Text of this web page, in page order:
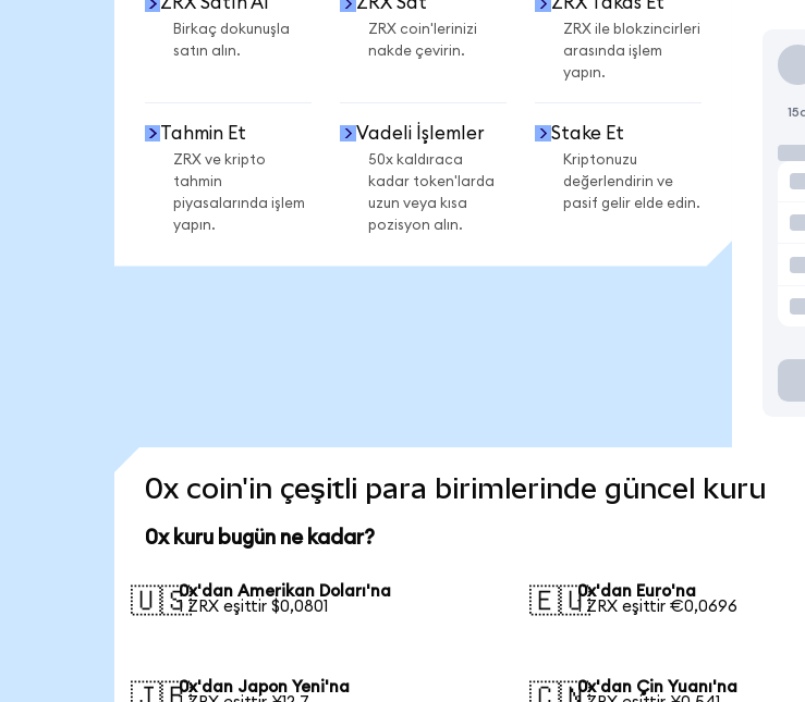
Birkaç dokunuşla
satın alın.
ZRX coin'lerinizi
nakde çevirin.
ZRX ile blokzincirleri
arasında işlem
yapın.
Tahmin Et
ZRX ve kripto
tahmin
piyasalarında işlem
yapın.
Vadeli İşlemler
50x kaldıraca
kadar token'larda
uzun veya kısa
pozisyon alın.
Stake Et
Kriptonuzu
değerlendirin ve
pasif gelir elde edin.
0x coin'in çeşitli para birimlerinde güncel kuru
0x kuru bugün ne kadar?
🇺🇸0x'dan Amerikan Doları'na
1 ZRX eşittir $0,0801
🇪🇺0x'dan Euro'na
1 ZRX eşittir €0,0696
0x'dan Japon Yeni'na
0x'dan Çin Yuanı'na